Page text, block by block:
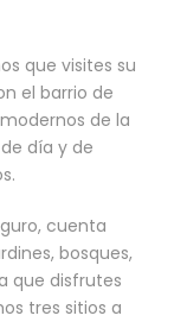
que visites su
el barrio de
de la
día y de
cuenta
bosques,
que disfrutes
tres sitios a